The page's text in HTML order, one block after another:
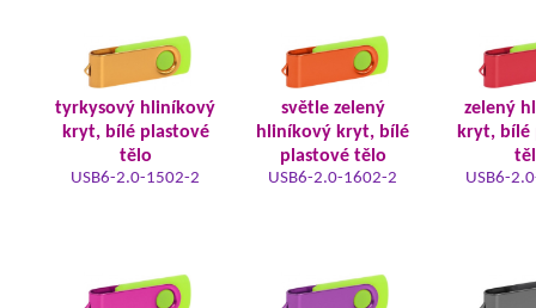
tyrkysový hliníkový
kryt, bílé plastové
tělo
USB6-2.0-1502-2
světle zelený
hliníkový kryt, bílé
plastové tělo
USB6-2.0-1602-2
zelený
kryt, bílé
USB6-